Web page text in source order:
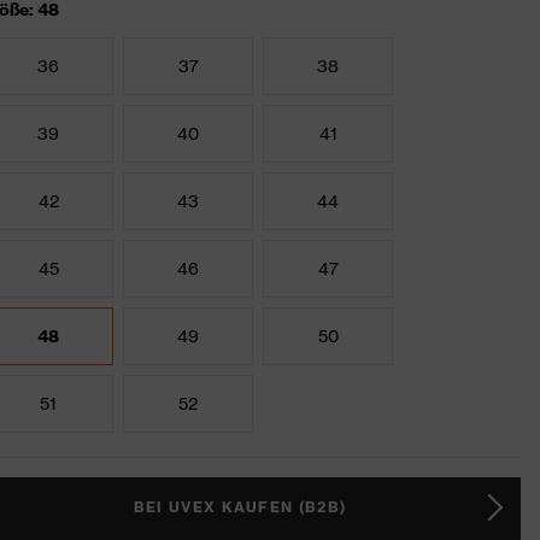
48
36 37 38
39 40 41
42 43 44
45 46 47
48 49 50
51 52
BEI UVEX KAUFEN (B2B)